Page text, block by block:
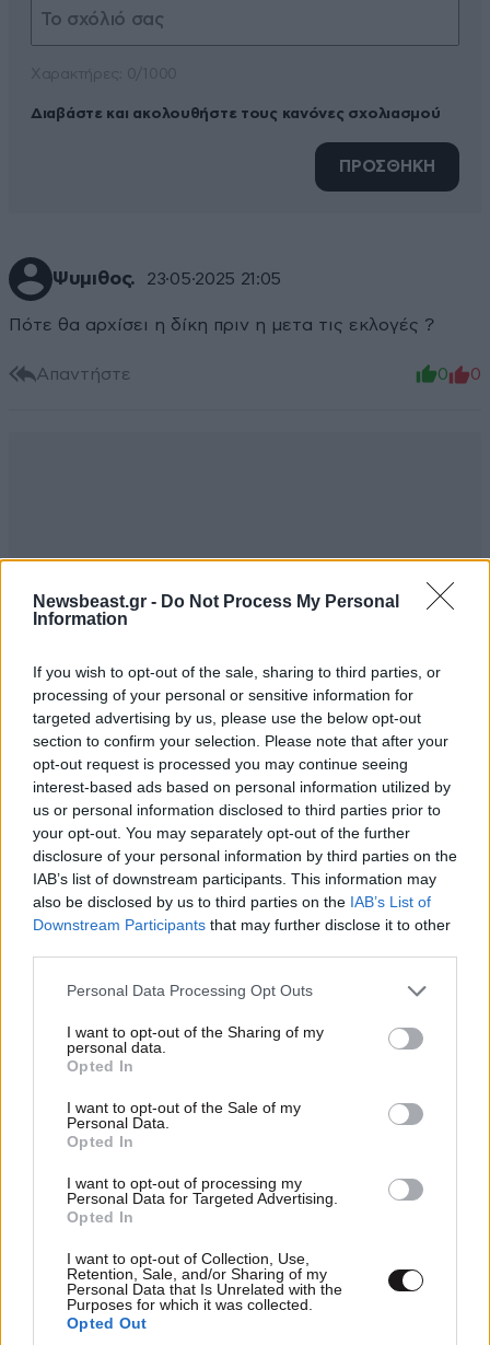
Newsbeast.gr - Do Not Process My Personal
Information
If you wish to opt-out of the sale, sharing to third parties, or
processing of your personal or sensitive information for
targeted advertising by us, please use the below opt-out
section to confirm your selection. Please note that after your
opt-out request is processed you may continue seeing
interest-based ads based on personal information utilized by
us or personal information disclosed to third parties prior to
your opt-out. You may separately opt-out of the further
disclosure of your personal information by third parties on the
IAB’s list of downstream participants. This information may
also be disclosed by us to third parties on the IAB’s List of
Downstream Participants that may further disclose it to other
Please note that this website/app uses one or more Google
not limited to your visit or usage behaviour. You may click to
grant or deny consent to Google and its third-party tags to
use your data for below specified purposes in below Google
consent section.
Personal Data Processing Opt Outs
I want to opt-out of the Sharing of my
personal data.
Opted In
I want to opt-out of the Sale of my
Personal Data.
Opted In
I want to opt-out of processing my
Personal Data for Targeted Advertising.
Opted In
I want to opt-out of Collection, Use,
Retention, Sale, and/or Sharing of my
Personal Data that Is Unrelated with the
Purposes for which it was collected.
Opted Out
Διαβάστε και ακολουθήστε τους κανόνες σχολιασμού
ΠΡΟΣΘΗΚΗ
Ψυμιθος. 23·05·2025 21:05
Πότε θα αρχίσει η δίκη πριν η μετα τις εκλογές ?
Απαντήστε 0 0
Ufo. 23·05·2025 18:53
70000 συνταζόταν δικογραφία και πριν τα τεμπη
Απαντήστε
Used. 23·05·2025 18:52
Που τα πουλάτε αυτά ποτέ δε θα αρχίσετε τη δίκη
ούτε σε δύο χρόνια
Απαντήστε
Jcb. 23·05·2025 18:40
70χιλιαδες μόνο τα τέσσερα μισό χρόνια ΣΥΡΙΖΑ τα
υπόλοιπα 112 χρόνια
ΠΕΡΙΣΣΟΤΕΡΑ ΣΧΟΛΙΑ
TRENDING
LIFESTYLE08·08·2026 19:12
Εριέττα Κούρκουλου – Τα 33α γενέθλια και τα